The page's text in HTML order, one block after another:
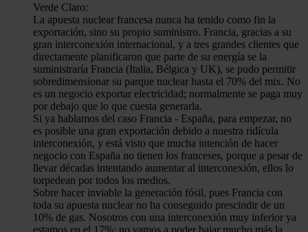
Verde Claro:
La apuesta nuclear francesa nunca ha tenido como fin la
exportación, sino su propio suministro. Francia, gracias a su
gran interconexión internacional, y a tres grandes clientes que
directamente planificaron que parte de su energía se la
suministraría Francia (Italia, Bélgica y UK), se pudo permitir
sobredimensionar su parque nuclear hasta el 70% del mix. No
es un negocio exportar electricidad; normalmente se paga muy
por debajo que lo que cuesta generarla.
Si ya hablamos del caso Francia - España, para empezar, no
es posible una gran exportación debido a nuestra ridícula
interconexión, y está visto que mucha intención de hacer
negocio con España no tienen los franceses, porque a pesar de
llevar décadas intentando aumentar al interconexión, ellos lo
torpedean por todos los medios.
Sobre hacer inviable la generación fósil, pues Francia con
toda su apuesta nuclear no ha conseguido prescindir de un
10% de gas. Nosotros con una interconexión muy inferior ya
estamos en el 17%; no vamos a poder bajar mucho más la